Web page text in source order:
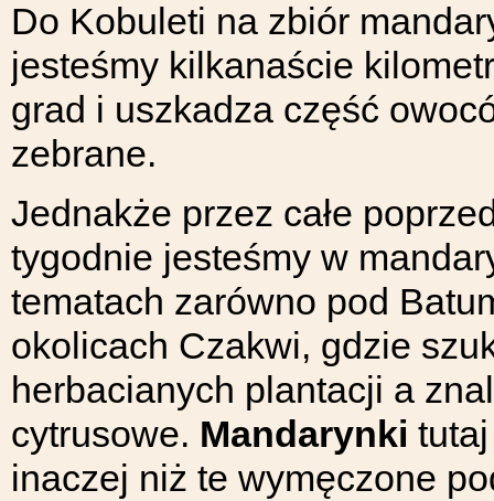
Do Kobuleti na zbiór
jesteśmy kilkanaście
grad i uszkadza część
zebrane.
Jednakże przez całe
tygodnie jesteśmy w
tematach zarówno pod
okolicach Czakwi, gdzie
herbacianych plantacji a
cytrusowe. Mandarynki
inaczej niż te wymęczone